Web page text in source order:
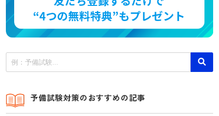
予備試験対策のおすすめの記事